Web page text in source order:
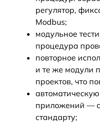
регулятор,
Modbus;
модульное
процедура
повторное
и те же модули
проектов, что
приложений —
стандарту;